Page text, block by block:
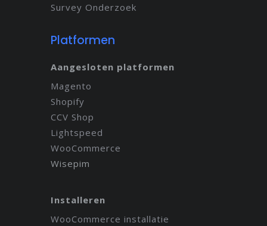
Survey Onderzoek
Platformen
Aangesloten platformen
Magento
Shopify
CCV Shop
Lightspeed
WooCommerce
Wisepim
Installeren
WooCommerce installatie